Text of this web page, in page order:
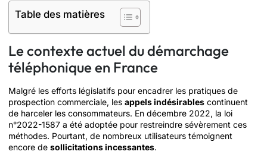
Table des matières
Le contexte actuel du démarchage
téléphonique en France
Malgré les efforts législatifs pour encadrer les pratiques de
prospection commerciale, les appels indésirables continuent
de harceler les consommateurs. En décembre 2022, la loi
n°2022-1587 a été adoptée pour restreindre sévèrement ces
méthodes. Pourtant, de nombreux utilisateurs témoignent
encore de sollicitations incessantes.